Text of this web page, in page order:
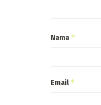
Nama *
Email*